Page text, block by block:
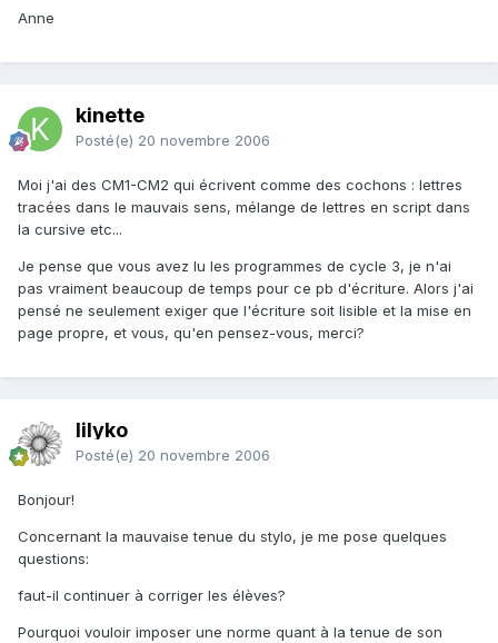
Anne
kinette
Posté(e) 20 novembre 2006
Moi j'ai des CM1-CM2 qui écrivent comme des cochons : lettres
tracées dans le mauvais sens, mélange de lettres en script dans
la cursive etc...
Je pense que vous avez lu les programmes de cycle 3, je n'ai
pas vraiment beaucoup de temps pour ce pb d'écriture. Alors j'ai
pensé ne seulement exiger que l'écriture soit lisible et la mise en
page propre, et vous, qu'en pensez-vous, merci?
lilyko
Posté(e) 20 novembre 2006
Bonjour!
Concernant la mauvaise tenue du stylo, je me pose quelques
questions:
faut-il continuer à corriger les élèves?
Pourquoi vouloir imposer une norme quant à la tenue de son